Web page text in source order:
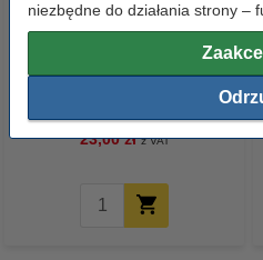
niezbędne do działania strony –
Papier ksero A4 80 g/m2 (500
23,00 zł z VAT